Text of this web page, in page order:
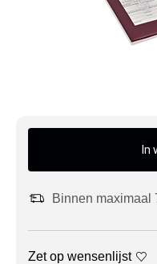
In
Binnen maximaal
Zet op wensenlijst